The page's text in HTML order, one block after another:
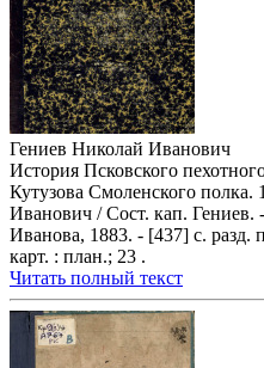
Гениев Николай Иванович
История Псковского
Кутузова Смоленского полка.
Иванович / Сост. кап.
Иванова, 1883. - [437] с. разд.
карт. : план.; 23 .
Читать полный текст